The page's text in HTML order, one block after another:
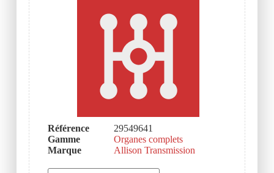
Référence
29549641
Gamme
Organes complets
Marque
Allison Transmission